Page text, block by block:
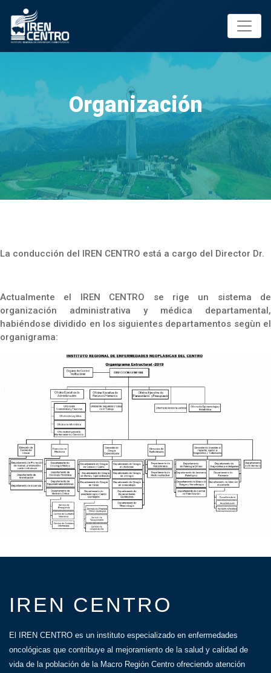
Prueba
Organización
La conducción del IREN CENTRO está a cargo del Director Dr.
Actualmente el IREN CENTRO se rige un sistema de
organización administrativa y médica departamental,
habiéndose dividido en los siguientes departamentos segùn el
organigrama:
IREN CENTRO
El IREN CENTRO es un instituto especializado en enfermedades
oncológicas que contribuye al mejoramiento de la salud y calidad de
vida de la población de la Macro Región Centro ofreciendo atención